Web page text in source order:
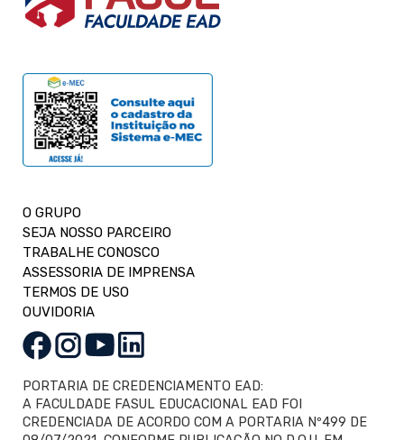
O GRUPO
SEJA NOSSO PARCEIRO
TRABALHE CONOSCO
ASSESSORIA DE IMPRENSA
TERMOS DE USO
OUVIDORIA
PORTARIA DE CREDENCIAMENTO EAD:
A FACULDADE FASUL EDUCACIONAL EAD FOI
CREDENCIADA DE ACORDO COM A PORTARIA Nº499 DE